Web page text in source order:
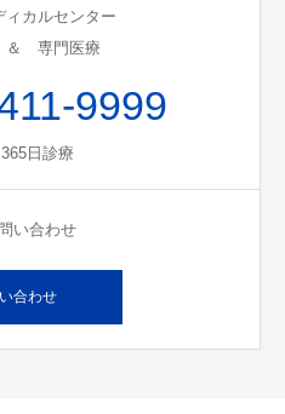
ィカルセンター
専門医療
9999
日診療
い合わせ
合わせ